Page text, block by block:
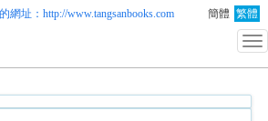
的網址：http://www.tangsanbooks.com 簡體 繁體